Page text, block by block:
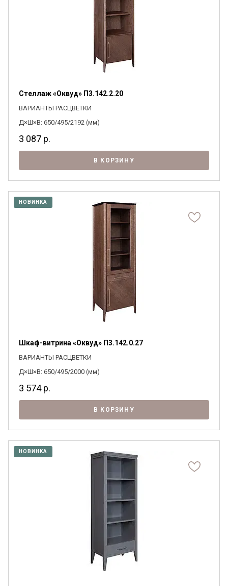
Стеллаж «Оквуд» П3.142.2.20
ВАРИАНТЫ РАСЦВЕТКИ
Д×Ш×В: 650/495/2192 (мм)
3 087 р.
В КОРЗИНУ
НОВИНКА
Шкаф-витрина «Оквуд» П3.142.0.27
ВАРИАНТЫ РАСЦВЕТКИ
Д×Ш×В: 650/495/2000 (мм)
3 574р.
В КОРЗИНУ
НОВИНКА